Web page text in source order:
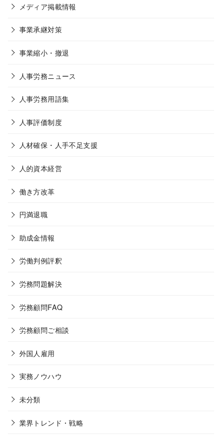
メディア掲載情報
事業承継対策
事業縮小・撤退
人事労務ニュース
人事労務用語集
人事評価制度
人材確保・人手不足支援
人的資本経営
働き方改革
円満退職
助成金情報
労働判例評釈
労務問題解決
労務顧問FAQ
労務顧問ご相談
外国人雇用
実務ノウハウ
未分類
業界トレンド・戦略